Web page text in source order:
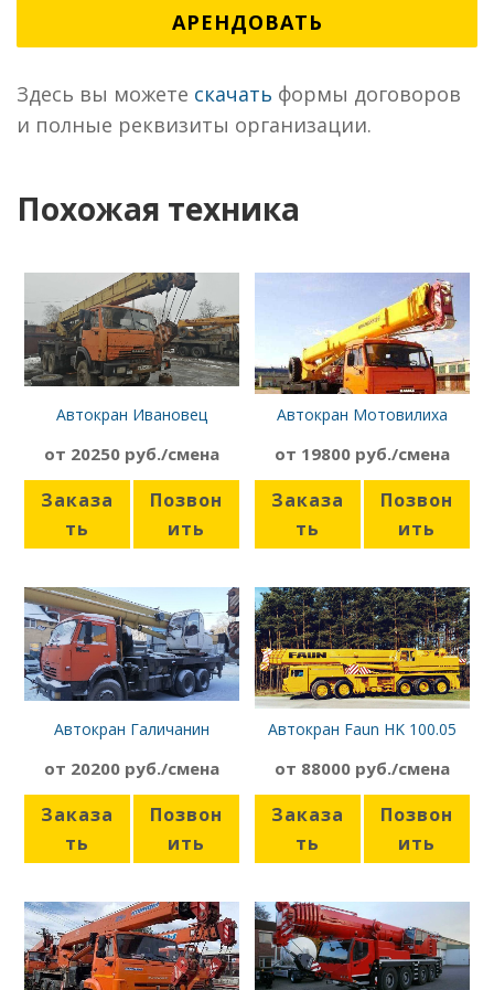
АРЕНДОВАТЬ
Здесь вы можете скачать формы договоров
и полные реквизиты организации.
Похожая техника
Автокран Ивановец
от 20250 руб./смена
Заказа
ть
Позвон
ить
Автокран Мотовилиха
от 19800 руб./смена
Заказа
ть
Позвон
ить
Автокран Галичанин
от 20200 руб./смена
Заказа
ть
Позвон
ить
Автокран Faun HK 100.05
от 88000 руб./смена
Заказа
ть
Позвон
ить